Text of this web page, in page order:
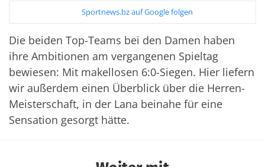
Sportnews.bz auf Google folgen
Die beiden Top-Teams bei den Damen haben
ihre Ambitionen am vergangenen Spieltag
bewiesen: Mit makellosen 6:0-Siegen. Hier liefern
wir außerdem einen Überblick über die Herren-
Meisterschaft, in der Lana beinahe für eine
Sensation gesorgt hätte.